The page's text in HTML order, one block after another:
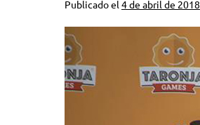
Publicado el 4 de abril de 2018